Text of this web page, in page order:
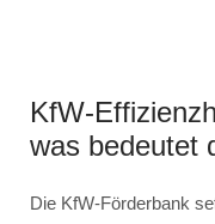
KfW-
was bedeutet
Die KfW-Förderbank